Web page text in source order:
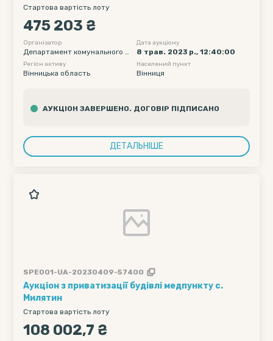
Стартова вартість лоту
475 203 ₴
Організатор
Департамент комунального м
айна Вінницької міської ради
Дата аукціону
8 трав. 2023 р., 12:40:00
Регіон активу
Вінницька область
Населений пункт
Вінниця
АУКЦІОН ЗАВЕРШЕНО. ДОГОВІР ПІДПИСАНО
ДЕТАЛЬНІШЕ
SPE001-UA-20230409-57400
Аукціон з приватизації будівлі медпункту с.
Милятин
Стартова вартість лоту
108 002,7 ₴